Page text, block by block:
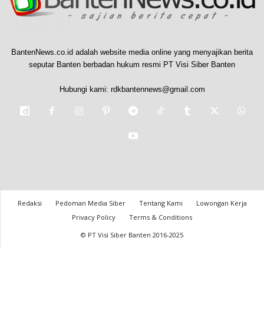
BantenNews.co.id adalah website media online yang menyajikan berita
seputar Banten berbadan hukum resmi PT Visi Siber Banten
Hubungi kami: rdkbantennews@gmail.com
Redaksi Pedoman Media Siber Tentang Kami
Lowongan Kerja
Privacy Policy
Terms & Conditions
© PT Visi Siber Banten 2016-2025